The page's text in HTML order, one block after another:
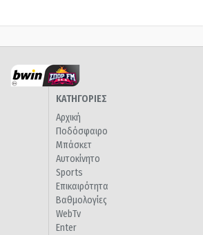
ΚΑΤΗΓΟΡΙΕΣ
Αρχική
Ποδόσφαιρο
Μπάσκετ
Αυτοκίνητο
Sports
Επικαιρότητα
Βαθμολογίες
WebTv
Enter